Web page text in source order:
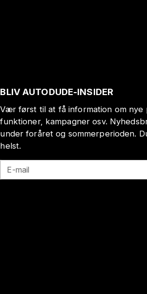
BLIV AUTODUDE-INSIDER
Vær først til at få information om
funktioner, kampagner osv.
under foråret og sommerperioden.
helst.
E-mail